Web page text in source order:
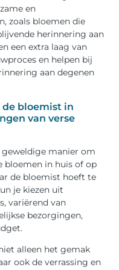
en
zoals bloemen die
herinnering aan
een extra laag van
en helpen bij
aan degenen
bloemist in
van verse
manier om
bloemen in huis of op
de bloemist hoeft te
je kiezen uit
variërend van
bezorgingen,
alleen het gemak
ook de verrassing en